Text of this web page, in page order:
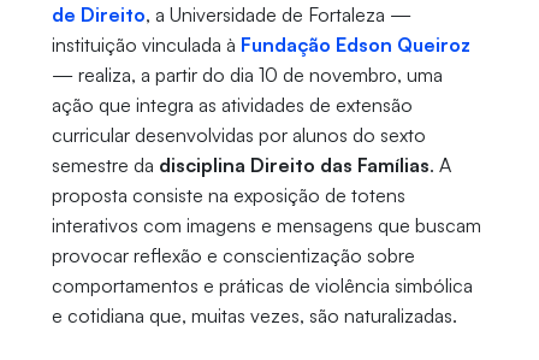
de Direito, a Universidade de Fortaleza —
instituição vinculada à Fundação Edson Queiroz
— realiza, a partir do dia 10 de novembro, uma
ação que integra as atividades de extensão
curricular desenvolvidas por alunos do sexto
semestre da disciplina Direito das Famílias. A
proposta consiste na exposição de totens
interativos com imagens e mensagens que buscam
provocar reflexão e conscientização sobre
comportamentos e práticas de violência simbólica
e cotidiana que, muitas vezes, são naturalizadas.